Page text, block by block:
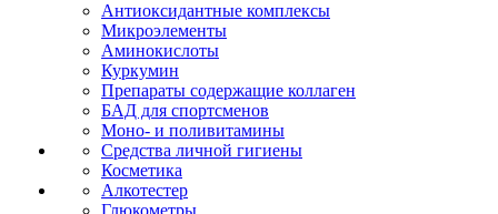
Антиоксидантные комплексы
Микроэлементы
Аминокислоты
Куркумин
Препараты содержащие коллаген
БАД для спортсменов
Моно- и поливитамины
Средства личной гигиены
Косметика
Алкотестер
Глюкометры